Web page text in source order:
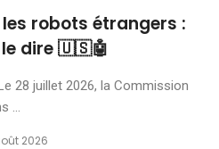
robots étrangers :
le dire 🇺🇸🤖
28 juillet 2026, la Commission
...
2026